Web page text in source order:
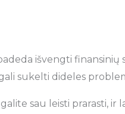
išvengti
sukelti dideles
sau leisti prarasti, ir